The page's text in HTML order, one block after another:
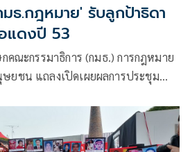
ธ.กฎหมาย' รับลูกป้าธิดา
แดงปี 53
คณะกรรมาธิการ (กมธ.) การกฎหมาย
ยชน แถลงเปิดเผยผลการประชุม
ผด็จการแห่งชาติ ​(นปช.)